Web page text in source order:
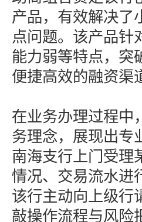
产品，有效解决了
点问题。该产品针
能力弱等特点，突
便捷高效的融资渠
在业务办理过程中
务理念，展现出专
南海支行上门受理
情况、交易流水进
该行主动向上级行
敲操作流程与风险